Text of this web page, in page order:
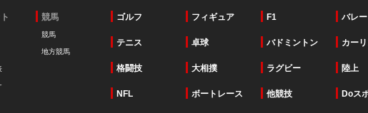
競馬
競馬
地方競馬
ゴルフ フィギュア F1 バレー
テニス 卓球 バドミントン カー
格闘技 大相撲 ラグビー 陸上
NFL ボートレース 他競技 Doス